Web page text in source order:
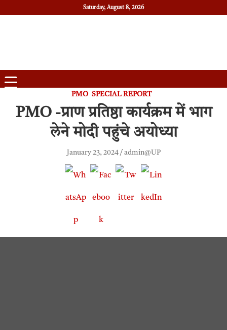
Saturday, August 8, 2026
PMO SPECIAL REPORT
PMO -प्राण प्रतिष्ठा कार्यक्रम में भाग
लेने मोदी पहुंचे अयोध्या
January 23, 2024 admin@UP